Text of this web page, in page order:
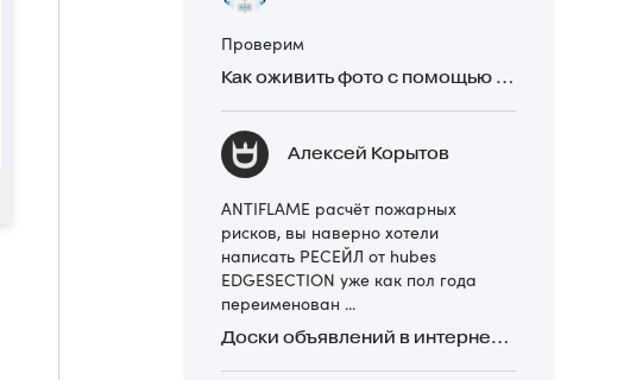
Проверим
Как оживить фото с помощью нейросетей в 2026 году: 17 бесплатных онлайн-сервисов, приложений и ботов
Алексей Корытов
ANTIFLAME расчёт пожарных
рисков, вы наверно хотели
написать РЕСЕЙЛ от hubes
EDGESECTION уже как пол года
переименован ...
Доски объявлений в интернете: какие лучше и безопаснее? Сравниваем 5 популярных